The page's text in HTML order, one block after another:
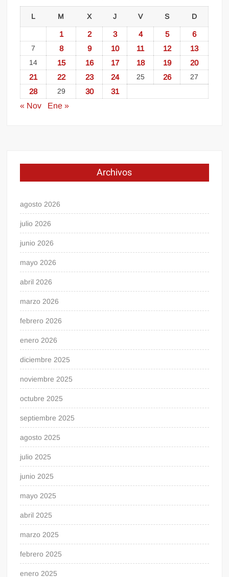
L M X J V S D
1 2 3 4 5 6
7 8 9 10 11 12 13
14 15 16 17 18 19
20
21
22 23 24 25 26 27
28 29 30
31
« Nov
Ene »
Archivos
agosto 2026
julio 2026
junio 2026
mayo 2026
abril 2026
marzo 2026
febrero 2026
enero 2026
diciembre 2025
noviembre 2025
octubre 2025
septiembre 2025
agosto 2025
julio 2025
junio 2025
mayo 2025
abril 2025
marzo 2025
febrero 2025
enero 2025